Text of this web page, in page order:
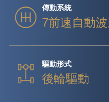
傳動系統
7前速自動
驅動形式
後輪驅動